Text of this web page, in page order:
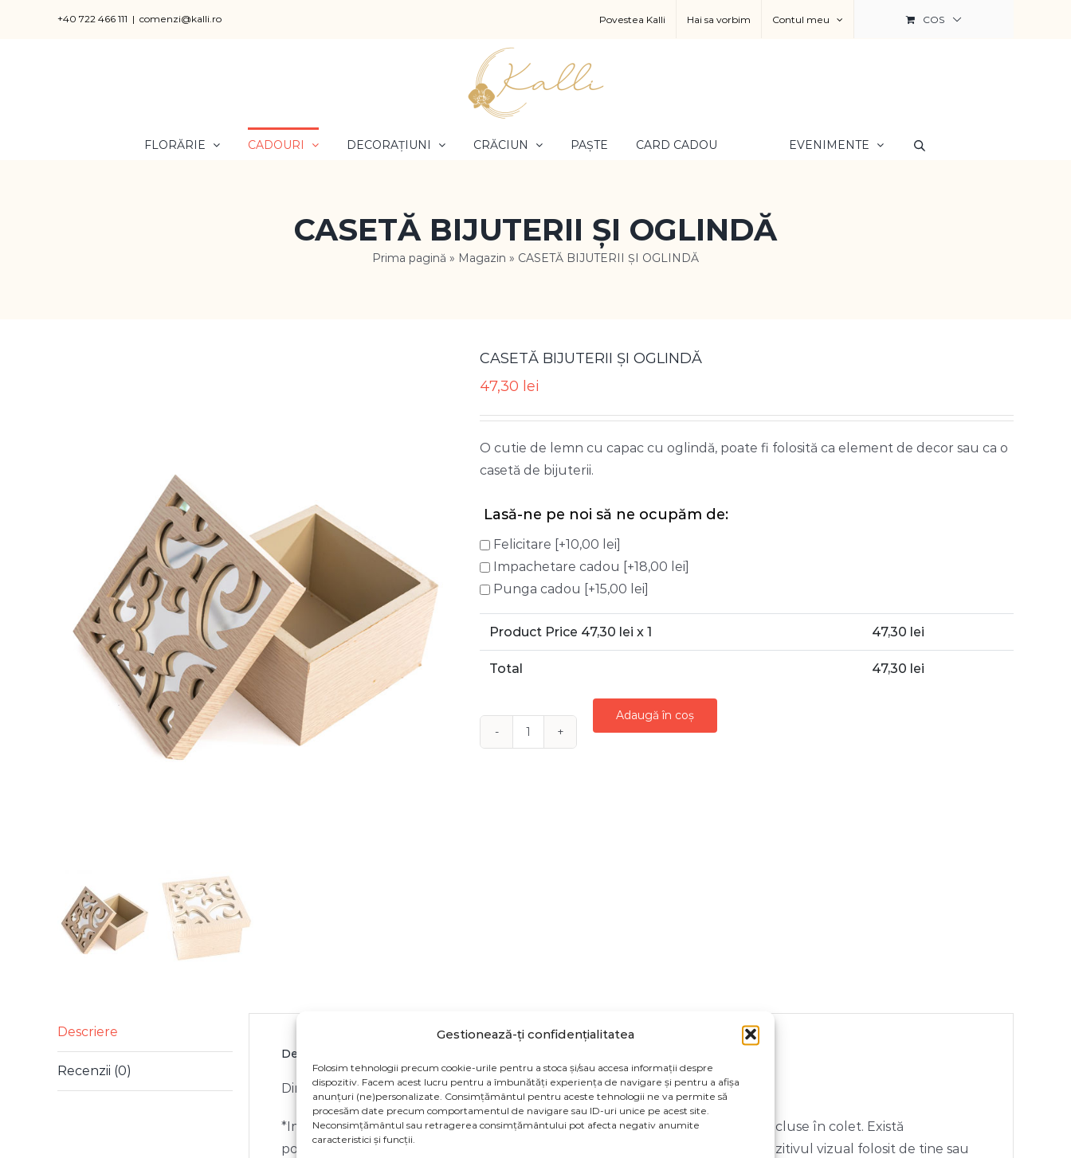
Gestionează-ți confidențialitatea
Folosim tehnologii precum cookie-urile pentru a stoca și/sau accesa informații despre
dispozitiv. Facem acest lucru pentru a îmbunătăți experiența de navigare și pentru a afișa
anunțuri (ne)personalizate. Consimțământul pentru aceste tehnologii ne va permite să
procesăm date precum comportamentul de navigare sau ID-uri unice pe acest site.
Neconsimțământul sau retragerea consimțământului pot afecta negativ anumite
caracteristici și funcții.
+40 722 466 111 | comenzi@kalli.ro Povestea Kalli Hai sa vorbim Contul meu COS
FLORĂRIE CADOURI DECORAȚIUNI CRĂCIUN PAȘTE CARD CADOU EVENIMENTE
CASETĂ BIJUTERII ȘI OGLINDĂ
Prima pagină » Magazin » CASETĂ BIJUTERII ȘI OGLINDĂ
CASETĂ BIJUTERII ȘI OGLINDĂ
47,30 lei
O cutie de lemn cu capac cu oglindă, poate fi folosită ca element de decor sau ca o
casetă de bijuterii.
Lasă-ne pe noi să ne ocupăm de:
Felicitare [+10,00 lei]
Impachetare cadou [+18,00 lei]
Punga cadou [+15,00 lei]
Product Price 47,30 lei x 1 47,30 lei
Total 47,30 lei
Adaugă în coș
Descriere
Recenzii (0)
Descriere
Dimensiune: 15 cm x 15 cm
*Imaginile produsului sunt cu titlu de prezentare și pot conține accesorii neincluse în colet. Există
posibilitatea ca specificațiile de culoare să fie afișate eronat în funcție de dispozitivul vizual folosit de tine sau